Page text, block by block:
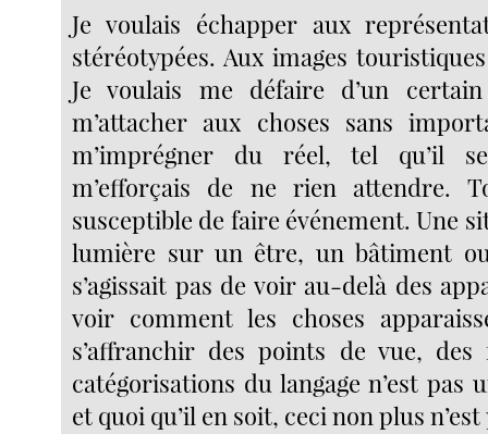
Je voulais échapper aux
stéréotypées. Aux images
Je voulais me défaire d’un
m’attacher aux choses sans
m’imprégner du réel, tel qu’il
m’efforçais de ne rien attendre.
susceptible de faire événement. Une
lumière sur un être, un bâtiment
s’agissait pas de voir au-delà des
voir comment les choses
s’affranchir des points de vue, des
catégorisations du langage n’est pas
et quoi qu’il en soit, ceci non plus n’est